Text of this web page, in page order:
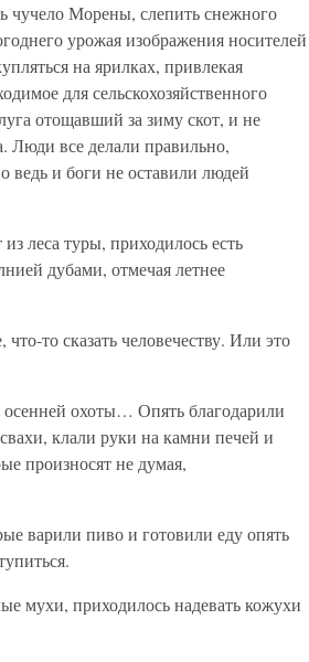
чучело Морены, слепить снежного
урожая изображения носителей
на ярилках, привлекая
для сельскохозяйственного
отощавший за зиму скот, и не
Люди все делали правильно,
и боги не оставили людей
леса туры, приходилось есть
дубами, отмечая летнее
то сказать человечеству. Или это
охоты… Опять благодарили
клали руки на камни печей и
произносят не думая,
варили пиво и готовили еду опять
мухи, приходилось надевать кожухи